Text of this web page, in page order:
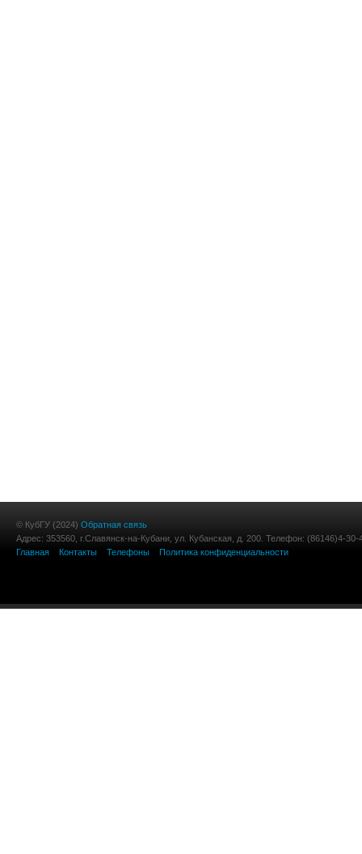
© КубГУ (2024) Обратная связь
Адрес: 353560, г.Славянск-на-Кубани, ул. Кубанская, д. 200. Телефон: (86146)4-30-
Главная
Контакты Телефоны Политика конфиденциальности